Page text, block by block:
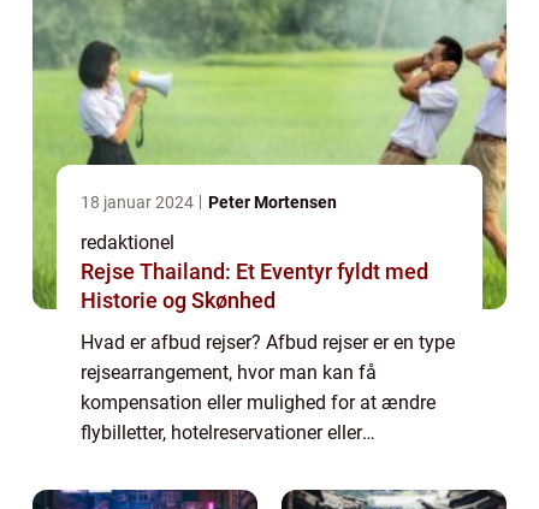
18 januar 2024 Peter Mortensen
redaktionel
Rejse Thailand: Et Eventyr fyldt med
Historie og Skønhed
Hvad er afbud rejser? Afbud rejser er en type
rejsearrangement, hvor man kan få
kompensation eller mulighed for at ændre
flybilletter, hotelreservationer eller
begivenheder eller ændringer i planerne.